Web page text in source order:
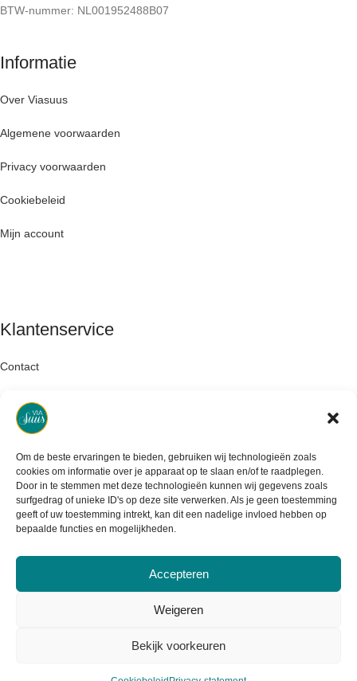
Om de beste ervaringen te bieden, gebruiken wij technologieën zoals
cookies om informatie over je apparaat op te slaan en/of te raadplegen.
Door in te stemmen met deze technologieën kunnen wij gegevens zoals
surfgedrag of unieke ID's op deze site verwerken. Als je geen toestemming
geeft of uw toestemming intrekt, kan dit een nadelige invloed hebben op
bepaalde functies en mogelijkheden.
Accepteren
Weigeren
Bekijk voorkeuren
BTW-nummer: NL001952488B07
Informatie
Over Viasuus
Algemene voorwaarden
Privacy voorwaarden
Cookiebeleid
Mijn account
Klantenservice
Contact
Retourneren
Garantie & klachten
Levertijd & verzendkosten